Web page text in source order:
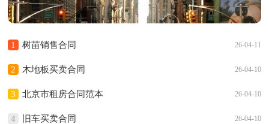
1 26-04-11
树苗销售合同
2 26-04-10
木地板买卖合同
3 26-04-10
北京市租房合同范本
4 26-04-10
旧车买卖合同